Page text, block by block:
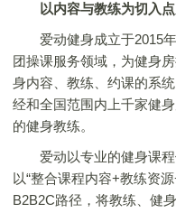
以内容与教练为切入
爱动健身成立于2015年
团操课服务领域，为健身
身内容、教练、约课的系
经和全国范围内上千家健
的健身教练。
爱动以专业的健身课程
以“整合课程内容+教练资
B2B2C路径，将教练、健